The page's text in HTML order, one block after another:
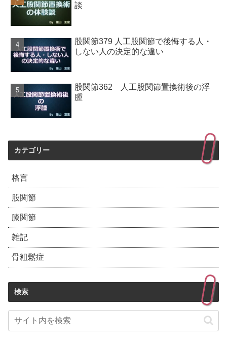
談
股関節379 人工股関節で後悔する人・
しない人の決定的な違い
股関節362 人工股関節置換術後の浮
腫
カテゴリー
格言
股関節
膝関節
雑記
骨粗鬆症
検索